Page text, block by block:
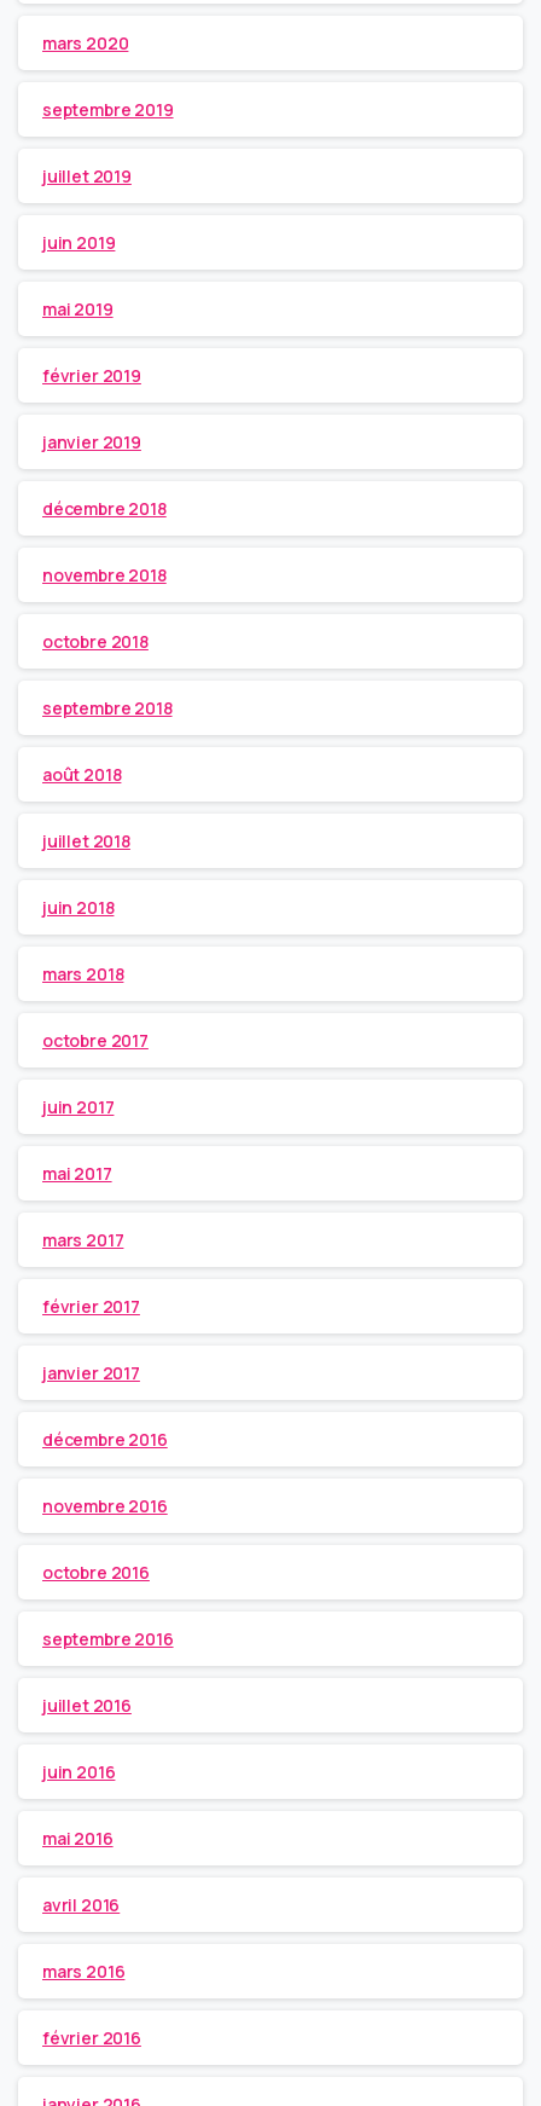
mars 2020
septembre 2019
juillet 2019
juin 2019
mai 2019
février 2019
janvier 2019
décembre 2018
novembre 2018
octobre 2018
septembre 2018
août 2018
juillet 2018
juin 2018
mars 2018
octobre 2017
juin 2017
mai 2017
mars 2017
février 2017
janvier 2017
décembre 2016
novembre 2016
octobre 2016
septembre 2016
juillet 2016
juin 2016
mai 2016
avril 2016
mars 2016
février 2016